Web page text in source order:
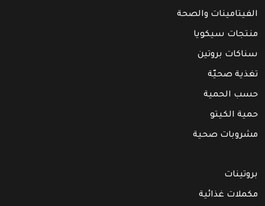
الفيتامينات والصحة
منتجات سيكويا
سناكات بروتين
تغذية صحيّة
حسب الحمية
حمية الكيتو
مشروبات صحية
بروتينات
مكملات غذائية